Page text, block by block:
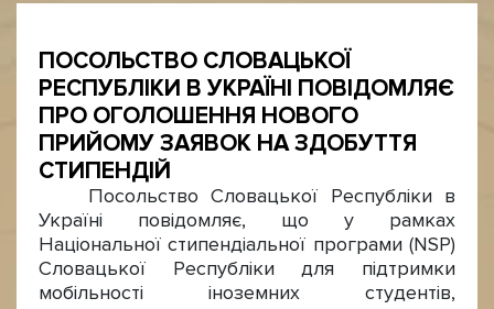
ПОСОЛЬСТВО СЛОВАЦЬКОЇ
РЕСПУБЛІКИ В УКРАЇНІ ПОВІДОМЛЯЄ
ПРО ОГОЛОШЕННЯ НОВОГО
ПРИЙОМУ ЗАЯВОК НА ЗДОБУТТЯ
СТИПЕНДІЙ
Посольство Словацької Республіки в
Україні повідомляє, що у рамках
Національної стипендіальної програми (NSP)
Словацької Республіки для підтримки
мобільності іноземних студентів,